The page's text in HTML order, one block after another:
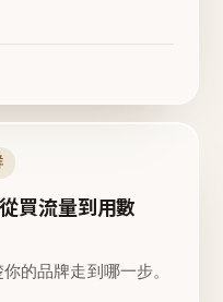
買流量到用數
的品牌走到哪一步。